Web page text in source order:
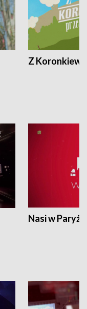
Z
Nasi w Paryżu